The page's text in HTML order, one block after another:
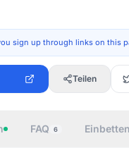
sign up through links on this
Teilen
FAQ 6 Einbetten